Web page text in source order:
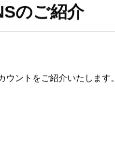
のご紹介
ウントをご紹介いたします。